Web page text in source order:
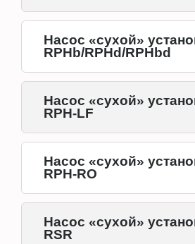
Насос «сухой»
RPHb/RPHd/RPHbd
Насос «сухой»
RPH-LF
Насос «сухой»
RPH-RO
Насос «сухой»
RSR